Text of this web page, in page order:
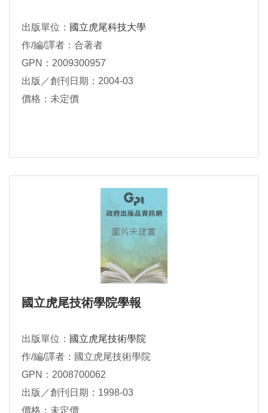
出版單位： 國立虎尾科技大學
作/編/譯者：合著者
GPN：2009300957
出版／創刊日期：2004-03
價格：未定價
國立虎尾技術學院學報
出版單位： 國立虎尾技術學院
作/編/譯者：國立虎尾技術學院
GPN：2008700062
出版／創刊日期：1998-03
價格：未定價